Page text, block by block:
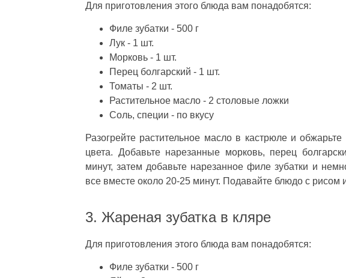
Для приготовления этого блюда вам понадобятся:
Филе зубатки - 500 г
Лук - 1 шт.
Морковь - 1 шт.
Перец болгарский - 1 шт.
Томаты - 2 шт.
Растительное масло - 2 столовые ложки
Соль, специи - по вкусу
Разогрейте растительное масло в кастрюле и
цвета. Добавьте нарезанные морковь, перец
минут, затем добавьте нарезанное филе зубатки и
все вместе около 20-25 минут. Подавайте блюдо с
3. Жареная зубатка в кляре
Для приготовления этого блюда вам понадобятся:
Филе зубатки - 500 г